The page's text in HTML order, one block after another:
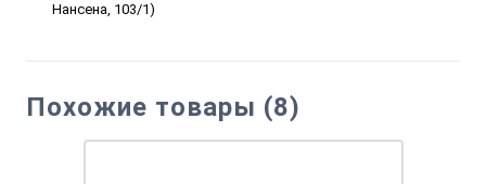
Нансена, 103/1)
Похожие товары (8)